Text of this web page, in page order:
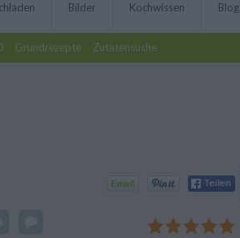
Grundrezepte Zutatensuche
Bilder Kochwissen Blog
Schnitten. Mit diesem Rezept ist man für jeden
Anlass bestens gerüstet.